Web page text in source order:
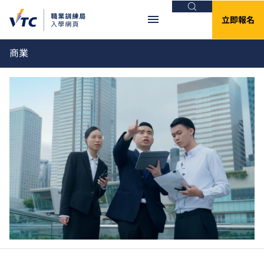
搜尋
立即報名
商業